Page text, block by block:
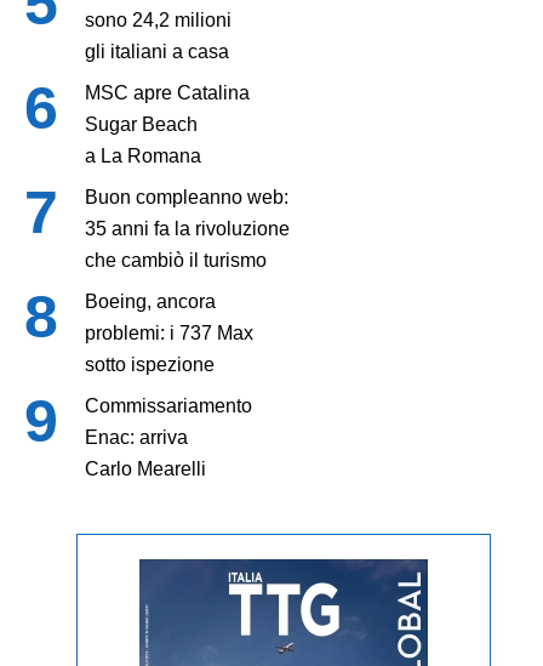
sono 24,2 milioni
gli italiani a casa
MSC apre Catalina
Sugar Beach
a La Romana
Buon compleanno web:
35 anni fa la rivoluzione
che cambiò il turismo
Boeing, ancora
problemi: i 737 Max
sotto ispezione
Commissariamento
Enac: arriva
Carlo Mearelli